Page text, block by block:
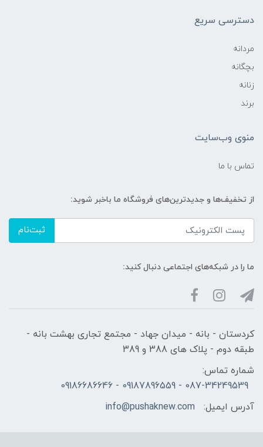
دسترسی سریع
مردانه
بچگانه
زنانه
برند
منوی وب‌سایت
تماس با ما
از تخفیف‌ها و جدیدترین‌های فروشگاه ما باخبر شوید:
ثبت‌نام
ما را در شبکه‌های اجتماعی دنبال کنید:
کردستان - بانه - میدان جهاد - مجتمع تجاری بهشت بانه -
طبقه دوم - پلاک های 388 و 389
شماره تماس:
087-34249539 - 09187896559 - 09186686646
آدرس ایمیل:
info@pushaknew.com